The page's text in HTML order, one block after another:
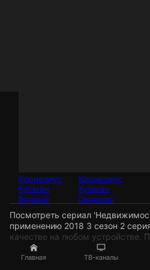
Главная ТВ-каналы
Корнелиус
Купман
Ведущий
Корнелиус
Купман
Продюсер
Посмотреть сериал
применению 2018 3 сезон 2
качестве на любом устройстве.